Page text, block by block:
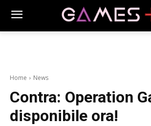
Home News
Contra: Operation
disponibile ora!